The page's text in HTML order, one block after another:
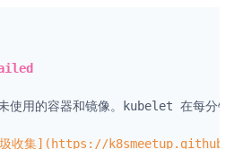
收集](https://